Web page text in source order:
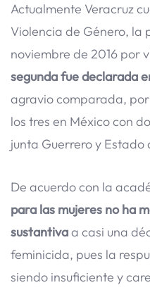
Actualmente Veracruz
Violencia de Género, la
noviembre de 2016 por
segunda fue declarada
agravio comparada,
los tres en México con
junta Guerrero y Estado
De acuerdo con la
para las mujeres no ha
sustantivaa casi una
feminicida, pues la
siendo insuficiente y